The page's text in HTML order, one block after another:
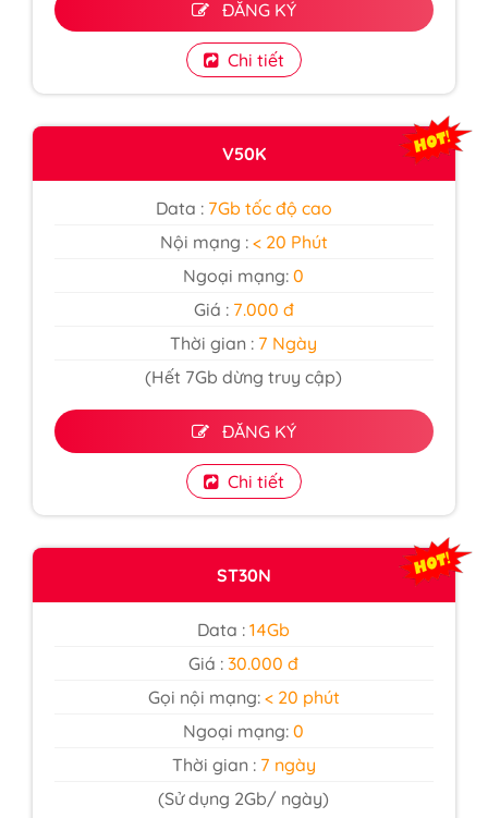
ĐĂNG KÝ
Chi tiết
V50K
Data :7Gb tốc độ cao
Nội mạng :< 20 Phút
Ngoại mạng:0
Giá : 7.000 đ
Thời gian : 7 Ngày
(Hết 7Gb dừng truy cập)
ĐĂNG KÝ
Chi tiết
ST30N
Data : 14Gb
Giá :30.000 đ
Gọi nội mạng:< 20 phút
Ngoại mạng:0
Thời gian :7 ngày
(Sử dụng 2Gb/ ngày)